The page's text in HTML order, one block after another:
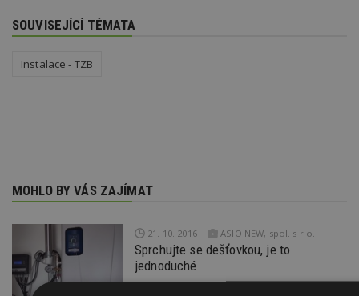
SOUVISEJÍCÍ TÉMATA
Instalace - TZB
MOHLO BY VÁS ZAJÍMAT
21. 10. 2016 ASIO NEW, spol. s r.o.
Sprchujte se dešťovkou, je to
jednoduché